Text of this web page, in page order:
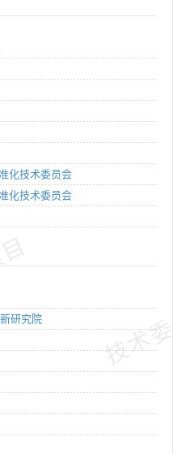
技
化技术委员会
化技术委员会
研究院